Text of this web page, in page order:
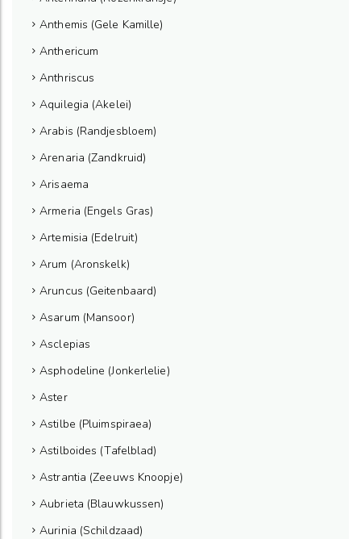
Anthemis (Gele Kamille)
Anthericum
Anthriscus
Aquilegia (Akelei)
Arabis (Randjesbloem)
Arenaria (Zandkruid)
Arisaema
Armeria (Engels Gras)
Artemisia (Edelruit)
Arum (Aronskelk)
Aruncus (Geitenbaard)
Asarum (Mansoor)
Asclepias
Asphodeline (Jonkerlelie)
Aster
Astilbe (Pluimspiraea)
Astilboides (Tafelblad)
Astrantia (Zeeuws Knoopje)
Aubrieta (Blauwkussen)
Aurinia (Schildzaad)